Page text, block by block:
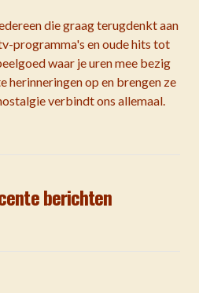
die graag terugdenkt aan
programma's en oude hits tot
waar je uren mee bezig
herinneringen op en brengen ze
verbindt ons allemaal.
berichten